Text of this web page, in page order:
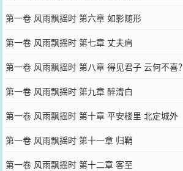
第一卷 风雨飘摇时 第六章 如影随形
第一卷 风雨飘摇时 第七章 丈夫肩
第一卷 风雨飘摇时 第八章 得见君子 云何不喜？
第一卷 风雨飘摇时 第九章 醉清白
第一卷 风雨飘摇时 第十章 平安楼里 北定城外
第一卷 风雨飘摇时 第十一章 归鞘
第一卷 风雨飘摇时 第十二章 客至